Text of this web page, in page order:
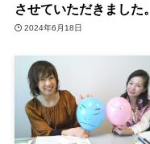
させていただきました。
2024年6月18日